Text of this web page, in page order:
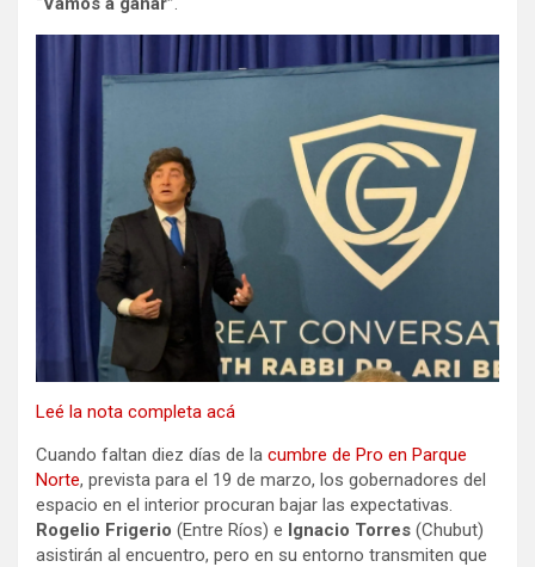
Leé la nota completa acá
Cuando faltan diez días de la cumbre de Pro en Parque
Norte, prevista para el 19 de marzo, los gobernadores del
espacio en el interior procuran bajar las expectativas.
Rogelio Frigerio (Entre Ríos) e Ignacio Torres (Chubut)
asistirán al encuentro, pero en su entorno transmiten que